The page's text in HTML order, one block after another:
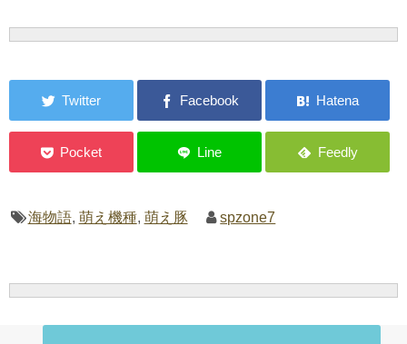
海物語, 萌え機種, 萌え豚 spzone7